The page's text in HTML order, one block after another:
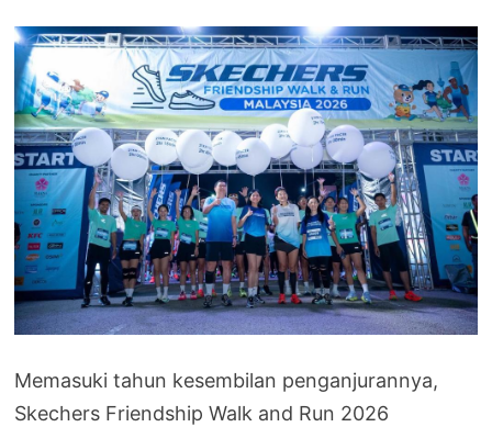
Memasuki tahun kesembilan penganjurannya,
Skechers Friendship Walk and Run 2026